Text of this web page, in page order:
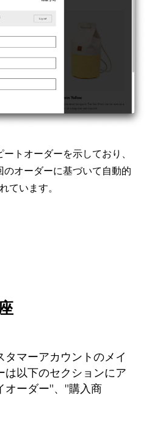
トオーダーを示しており、
オーダーに基づいて自動的
ています。
マーアカウントのメイ
は以下のセクションにア
オーダー"、"購入商